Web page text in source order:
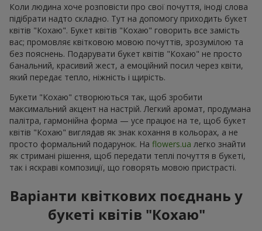
Коли людина хоче розповісти про свої почуття, іноді слова
підібрати надто складно. Тут на допомогу приходить букет
квітів "Кохаю". Букет квітів "Кохаю" говорить все замість
вас; промовляє квітковою мовою почуттів, зрозумілою та
без пояснень. Подарувати букет квітів "Кохаю" не просто
банальний, красивий жест, а емоційний посил через квіти,
який передає тепло, ніжність і щирість.
Букети "Кохаю" створюються так, щоб зробити
максимальний акцент на настрій. Легкий аромат, продумана
палітра, гармонійна форма — усе працює на те, щоб букет
квітів "Кохаю" виглядав як знак кохання в кольорах, а не
просто формальний подарунок. На flowers.ua легко знайти
як стримані рішення, щоб передати теплі почуття в букеті,
так і яскраві композиції, що говорять мовою пристрасті.
Варіанти квіткових поєднань у
букеті квітів "Кохаю"